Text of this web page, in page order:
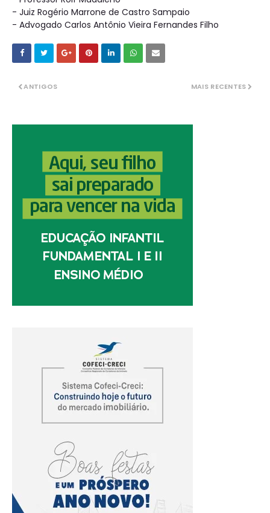
- Juiz Rogério Marrone de Castro Sampaio
- Advogado Carlos Antônio Vieira Fernandes Filho
MAIS RECENTES
ANTIGOS